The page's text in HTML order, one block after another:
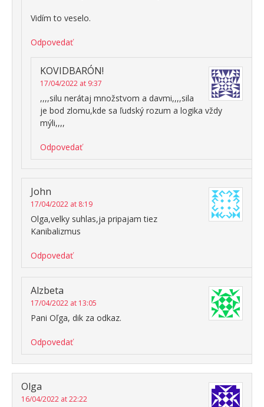
Vidím to veselo.
Odpovedať
KOVIDBARÓN!
17/04/2022 at 9:37
,,,,silu nerátaj množstvom a davmi,,,,sila
je bod zlomu,kde sa ľudský rozum a logika vždy
mýli,,,,
Odpovedať
John
17/04/2022 at 8:19
Olga,velky suhlas,ja pripajam tiez
Kanibalizmus
Odpovedať
Alzbeta
17/04/2022 at 13:05
Pani Oľga, dik za odkaz.
Odpovedať
Olga
16/04/2022 at 22:22